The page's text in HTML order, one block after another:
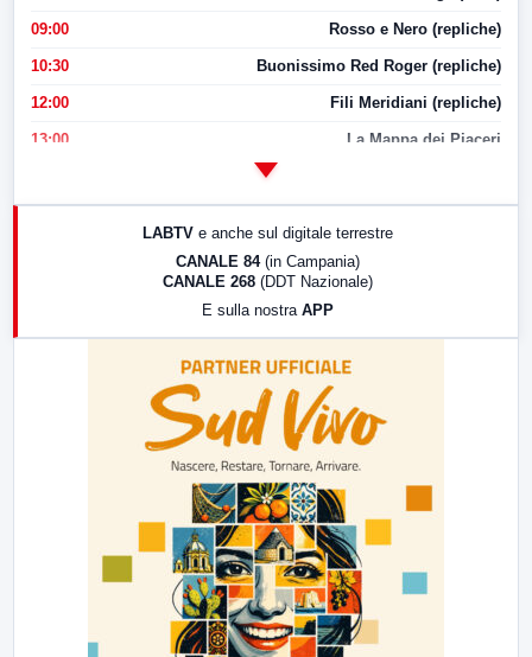
09:00 Rosso e Nero (repliche)
10:30 Buonissimo Red Roger (repliche)
12:00 Fili Meridiani (repliche)
13:00 La Mappa dei Piaceri
LABTV e anche sul digitale terrestre
CANALE 84 (in Campania)
CANALE 268 (DDT Nazionale)
E sulla nostra APP